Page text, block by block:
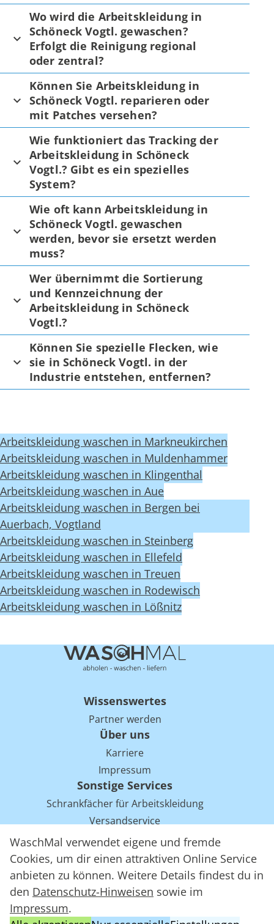
WaschMal verwendet eigene und fremde
Cookies, um dir einen attraktiven Online Service
anbieten zu können. Weitere Details findest du in
den Datenschutz-Hinweisen sowie im
Impressum.
Wo wird die Arbeitskleidung in
Schöneck Vogtl. gewaschen?
Erfolgt die Reinigung regional
oder zentral?
Können Sie Arbeitskleidung in
Schöneck Vogtl. reparieren oder
mit Patches versehen?
Wie funktioniert das Tracking der
Arbeitskleidung in Schöneck
Vogtl.? Gibt es ein spezielles
System?
Wie oft kann Arbeitskleidung in
Schöneck Vogtl. gewaschen
werden, bevor sie ersetzt werden
muss?
Wer übernimmt die Sortierung
und Kennzeichnung der
Arbeitskleidung in Schöneck
Vogtl.?
Können Sie spezielle Flecken, wie
sie in Schöneck Vogtl. in der
Industrie entstehen, entfernen?
Arbeitskleidung waschen in Markneukirchen
Arbeitskleidung waschen in Muldenhammer
Arbeitskleidung waschen in Klingenthal
Arbeitskleidung waschen in Aue
Arbeitskleidung waschen in Bergen bei
Auerbach, Vogtland
Arbeitskleidung waschen in Steinberg
Arbeitskleidung waschen in Ellefeld
Arbeitskleidung waschen in Treuen
Arbeitskleidung waschen in Rodewisch
Arbeitskleidung waschen in Lößnitz
Wissenswertes
Partner werden
Über uns
Karriere
Impressum
Sonstige Services
Schrankfächer für Arbeitskleidung
Versandservice
Einsparpotentiale für Mietwäsche bei Arbeitskleidung
Arbeitskleidung Tracking mit RFID
WaschMal GmbH 2016 – 2026
Datenschutz